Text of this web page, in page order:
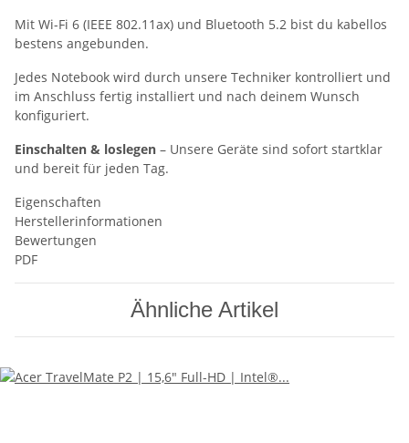
Mit Wi-Fi 6 (IEEE 802.11ax) und Bluetooth 5.2 bist du kabellos
bestens angebunden.
Jedes Notebook wird durch unsere Techniker kontrolliert und
im Anschluss fertig installiert und nach deinem Wunsch
konfiguriert.
Einschalten & loslegen – Unsere Geräte sind sofort startklar
und bereit für jeden Tag.
Eigenschaften
Herstellerinformationen
Bewertungen
PDF
Ähnliche Artikel